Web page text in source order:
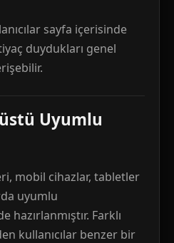
sayfa içerisinde
duydukları genel
Uyumlu
mobil cihazlar, tabletler
uyumlu
Farklı
kullanıcılar benzer bir